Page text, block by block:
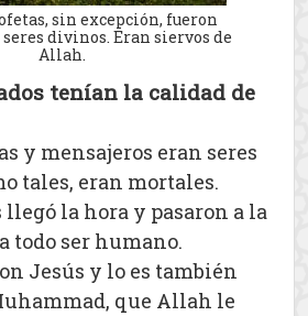
sin excepción, fueron
divinos. Eran siervos de
Allah.
tenían la calidad de
y mensajeros eran seres
tales, eran mortales.
llegó la hora y pasaron a la
todo ser humano.
Jesús y lo es también
que Allah le